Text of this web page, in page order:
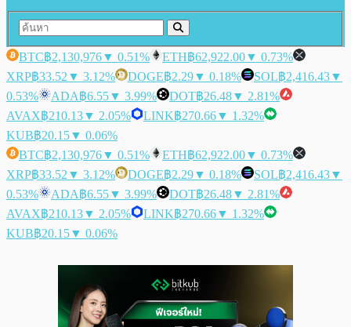
BTC฿2,130,976▼ 0.51% ETH฿62,922.00▼ 0.73%
XRP฿33.52 ▼ 3.12% DOGE฿2.29▼ 0.18% SOL฿2,416.43▼
0.53%
ADA฿6.55▼ 3.99% DOT฿26.48▼ 2.81%
AVAX฿210.13▼ 2.05% LINK฿270.66▼ 1.32%
KUB฿20.15▼ 0.06%
BTC฿2,130,976▼ 0.51% ETH฿62,922.00▼ 0.73%
XRP฿33.52 ▼ 3.12% DOGE฿2.29▼ 0.18% SOL฿2,416.43▼
0.53%
ADA฿6.55▼ 3.99% DOT฿26.48▼ 2.81%
AVAX฿210.13▼ 2.05% LINK฿270.66▼ 1.32%
KUB฿20.15▼ 0.06%